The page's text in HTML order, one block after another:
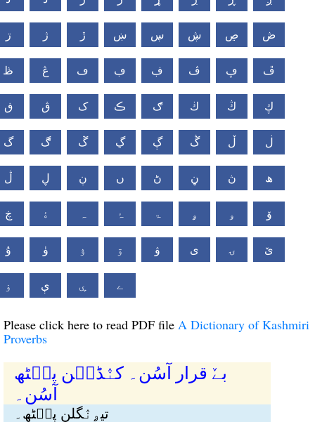
ڗ ژ ڙ ښ ڛ ڜ ڝ ڞ
ڟ ڠ ڡ ڢ ڣ ڤ ڥ ڦ
ڧ ڨ ک ڪ ګ ڬ ڭ ڮ
گ ڰ ڱ ڲ ڳ ڴ ڵ ڶ
ڷ ڸ ڹ ں ڻ ڼ ڽ ھ
ڿ ۀ ۂ ۃ ۄ ۅ ۆ
ۇ ۈ ۉ ۊ ۋ ی ۍ ێ
ۏ ې ۑ ے
Please click here to read PDF file A Dictionary of Kashmiri
Proverbs
بےٚ قرار آسُن۔ کنٛڈٮ۪ن پٮ۪ٹھ
آسُن۔
تیۄنٛگلن پٮ۪ٹھ۔